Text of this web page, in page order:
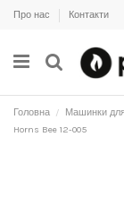
Про нас Контакти
Головна Машинки для
Horns Bee 12-005